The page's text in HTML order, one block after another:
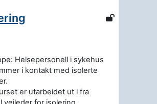
Helsepersonell i sykehus
i kontakt med isolerte
er utarbeidet ut i fra